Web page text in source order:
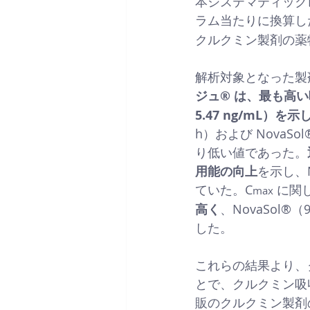
ラム当たりに換算し
クルクミン製剤の
解析対象となった
ジュ® は、最も高
5.47 ng/mL）を示
h）および
り低い値であった。
用能の向上を示し
ていた。Cmax に関
高く 、NovaSol®（
した。
これらの結果より
とで、クルクミン
販のクルクミン製